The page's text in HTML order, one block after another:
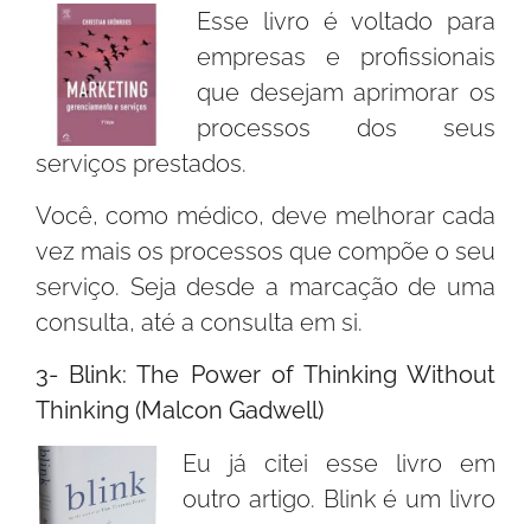
Esse livro é voltado para
empresas e profissionais
que desejam aprimorar os
processos dos seus
serviços prestados.
Você, como médico, deve melhorar cada
vez mais os processos que compõe o seu
serviço. Seja desde a marcação de uma
consulta, até a consulta em si.
3- Blink: The Power of Thinking Without
Thinking (Malcon Gadwell)
Eu já citei esse livro em
outro artigo. Blink é um livro